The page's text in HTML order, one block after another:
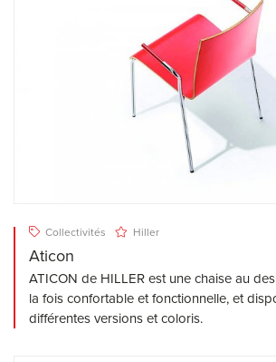
Collectivités Hiller
Aticon
ATICON de HILLER est une chaise au
la fois confortable et fonctionnelle, et
différentes versions et coloris.